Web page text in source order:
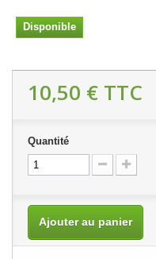
Disponible
10,50 € TTC
Quantité
Ajouter au panier